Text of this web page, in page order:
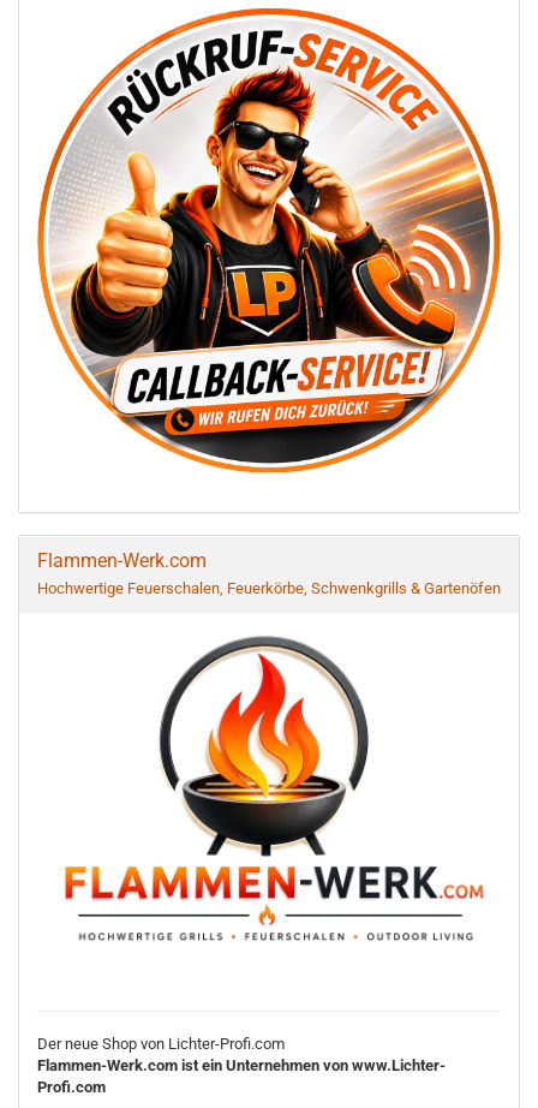
Flammen-Werk.com
Hochwertige Feuerschalen, Feuerkörbe, Schwenkgrills & Gartenöfen
Der neue Shop von Lichter-Profi.com
Flammen-Werk.com ist ein Unternehmen von www.Lichter-
Profi.com